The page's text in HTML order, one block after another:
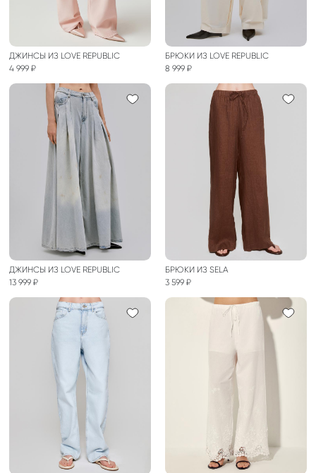
ДЖИНСЫ ИЗ LOVE REPUBLIC
4 999 ₽
БРЮКИ ИЗ LOVE REPUBLIC
8 999 ₽
ДЖИНСЫ ИЗ LOVE REPUBLIC
13 999 ₽
БРЮКИ ИЗ SELA
3 599 ₽